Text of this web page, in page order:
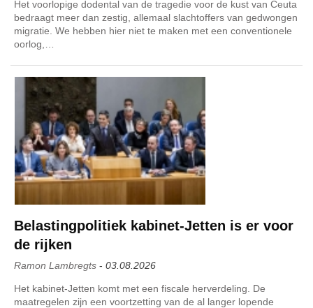
Het voorlopige dodental van de tragedie voor de kust van Ceuta
bedraagt meer dan zestig, allemaal slachtoffers van gedwongen
migratie. We hebben hier niet te maken met een conventionele
oorlog,…
Belastingpolitiek kabinet-Jetten is er voor
de rijken
Ramon Lambregts - 03.08.2026
Het kabinet-Jetten komt met een fiscale herverdeling. De
maatregelen zijn een voortzetting van de al langer lopende